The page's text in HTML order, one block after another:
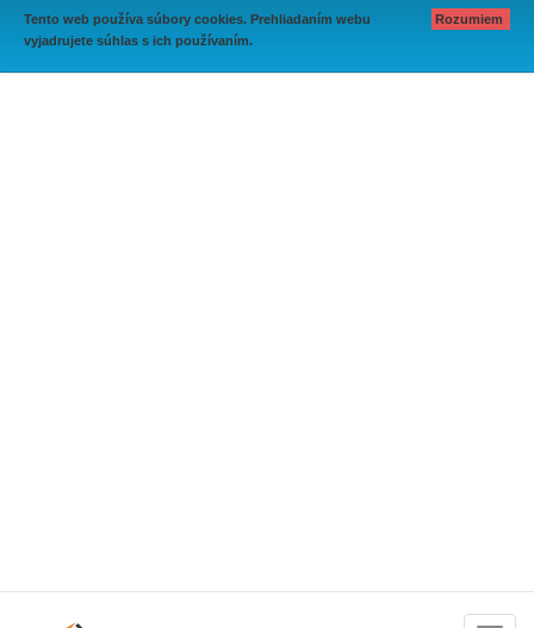
Tento web používa súbory cookies. Prehliadaním webu
vyjadrujete súhlas s ich používaním.
Rozumiem